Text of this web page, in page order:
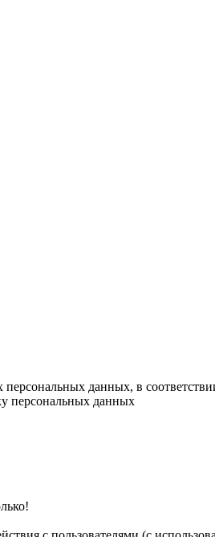
данных, в
персональных данных